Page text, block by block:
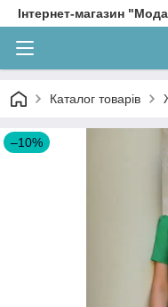
Інтернет-магазин
Каталог товарів
–10%